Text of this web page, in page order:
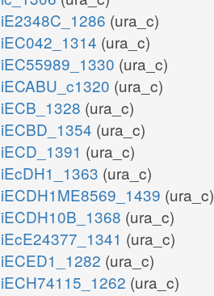
iE2348C_1286 (ura_c)
iEC042_1314 (ura_c)
iEC55989_1330 (ura_c)
iECABU_c1320 (ura_c)
iECB_1328 (ura_c)
iECBD_1354 (ura_c)
iECD_1391 (ura_c)
iEcDH1_1363 (ura_c)
iECDH1ME8569_1439 (ura_c)
iECDH10B_1368 (ura_c)
iEcE24377_1341 (ura_c)
iECED1_1282 (ura_c)
iECH74115_1262 (ura_c)